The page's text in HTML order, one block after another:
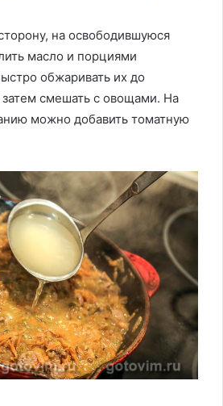
на освободившуюся
масло и порциями
обжаривать их до
смешать с овощами. На
можно добавить томатную